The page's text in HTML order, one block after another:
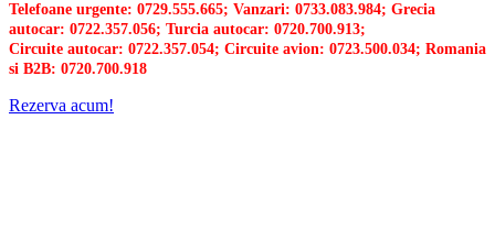
Telefoane urgente: 0729.555.665; Vanzari: 0733.083.984; Grecia
autocar: 0722.357.056; Turcia autocar: 0720.700.913;
Circuite autocar: 0722.357.054; Circuite avion: 0723.500.034; Romania
si B2B: 0720.700.918
Rezerva acum!